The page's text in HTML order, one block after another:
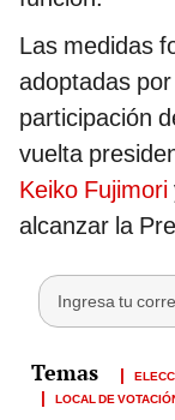
Las medidas
adoptadas
participación
vuelta
Keiko Fujimori
alcanzar la
LOCAL DE